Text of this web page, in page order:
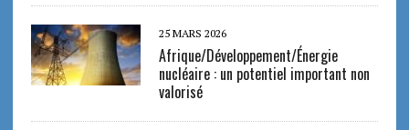
25 MARS 2026
Afrique/Développement/Énergie
nucléaire : un potentiel important non
valorisé